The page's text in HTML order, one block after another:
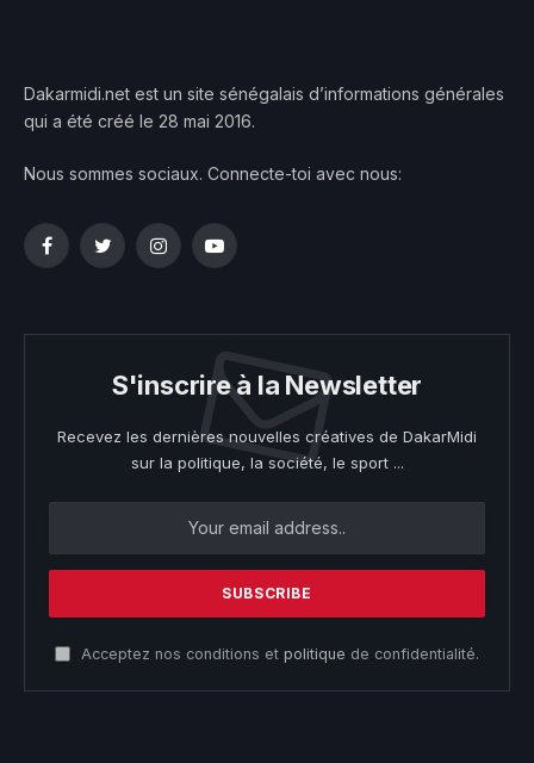
Dakarmidi.net est un site sénégalais d’informations générales
qui a été créé le 28 mai 2016.
Nous sommes sociaux. Connecte-toi avec nous:
FacebookTwitterInstagramYouTube
S'inscrire à la Newsletter
Recevez les dernières nouvelles créatives de DakarMidi
sur la politique, la société, le sport ...
Acceptez nos conditions et politique de confidentialité.